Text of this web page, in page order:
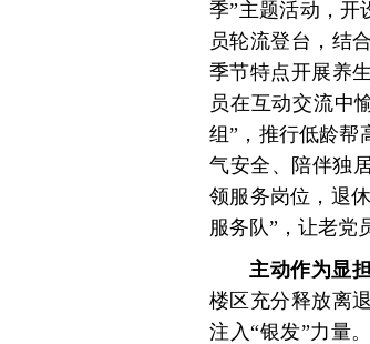
季”主题活动，开
员轮流登台，结
季节特点开展养
员在互动交流中
组”，推行低龄帮
气安全、陪伴独
领服务岗位，退
服务队”，让老党
主动作为显
楼区充分释放离
注入“银发”力量